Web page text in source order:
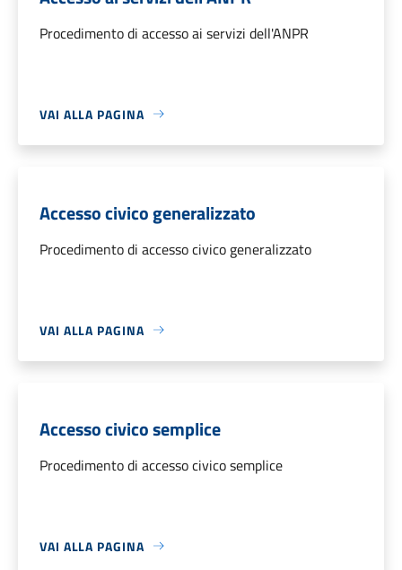
Procedimento di accesso ai servizi dell'ANPR
VAI ALLA PAGINA
Accesso civico generalizzato
Procedimento di accesso civico generalizzato
VAI ALLA PAGINA
Accesso civico semplice
Procedimento di accesso civico semplice
VAI ALLA PAGINA